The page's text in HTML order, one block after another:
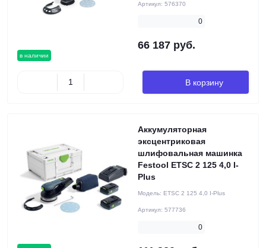
в наличии
Артикул: 576370
0
66 187 руб.
В корзину
Аккумуляторная
эксцентриковая
шлифовальная машинка
Festool ETSC 2 125 4,0 I-
Plus
Модель: ETSC 2 125 4,0 I-Plus
Артикул: 577736
0